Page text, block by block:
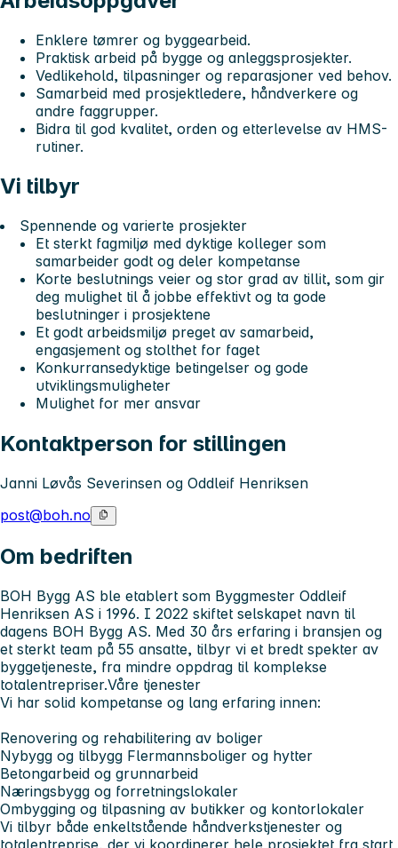
Enklere tømrer og byggearbeid.
Praktisk arbeid på bygge og anleggsprosjekter.
Vedlikehold, tilpasninger og reparasjoner ved behov.
Samarbeid med prosjektledere, håndverkere og
andre faggrupper.
Bidra til god kvalitet, orden og etterlevelse av HMS-
rutiner.
Vi tilbyr
Spennende og varierte prosjekter
Et sterkt fagmiljø med dyktige kolleger som
samarbeider godt og deler kompetanse
Korte beslutnings veier og stor grad av tillit, som gir
deg mulighet til å jobbe effektivt og ta gode
beslutninger i prosjektene
Et godt arbeidsmiljø preget av samarbeid,
engasjement og stolthet for faget
Konkurransedyktige betingelser og gode
utviklingsmuligheter
Mulighet for mer ansvar
Kontaktperson for stillingen
Janni Løvås Severinsen og Oddleif Henriksen
post@boh.no
Om bedriften
BOH Bygg AS ble etablert som Byggmester Oddleif
Henriksen AS i 1996. I 2022 skiftet selskapet navn til
dagens BOH Bygg AS. Med 30 års erfaring i bransjen og
et sterkt team på 55 ansatte, tilbyr vi et bredt spekter av
byggetjeneste, fra mindre oppdrag til komplekse
totalentrepriser.Våre tjenester
Vi har solid kompetanse og lang erfaring innen:
Renovering og rehabilitering av boliger
Nybygg og tilbygg ‍Flermannsboliger og hytter ‍
Betongarbeid og grunnarbeid ‍
Næringsbygg og forretningslokaler ‍
Ombygging og tilpasning av butikker og kontorlokaler ‍
Vi tilbyr både enkeltstående håndverkstjenester og
totalentreprise, der vi koordinerer hele prosjektet fra start